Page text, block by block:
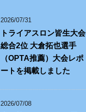
2026/07/31
トライアスロン皆生大会
総合2位 大倉拓也選手
（OPTA推薦）大会レポ
ートを掲載しました
2026/07/08